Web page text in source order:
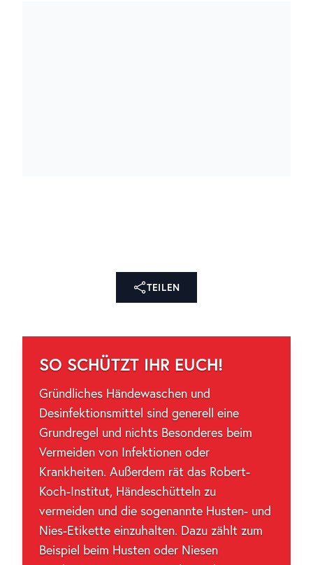
TEILEN
SO SCHÜTZT IHR EUCH!
Gründliches Händewaschen und
Desinfektionsmittel sind generell eine
Grundregel und nichts Besonderes beim
Vermeiden von Infektionen oder
Krankheiten. Außerdem rät das Robert-
Koch-Institut, Händeschütteln zu
vermeiden und die sogenannte Husten- und
Nies-Etikette einzuhalten. Dazu zählt zum
Beispiel beim Husten oder Niesen